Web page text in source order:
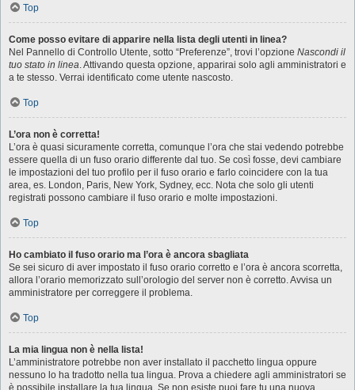
Top
Come posso evitare di apparire nella lista degli utenti in linea?
Nel Pannello di Controllo Utente, sotto “Preferenze”, trovi l’opzione Nascondi il
tuo stato in linea. Attivando questa opzione, apparirai solo agli amministratori e
a te stesso. Verrai identificato come utente nascosto.
Top
L’ora non è corretta!
L’ora è quasi sicuramente corretta, comunque l’ora che stai vedendo potrebbe
essere quella di un fuso orario differente dal tuo. Se così fosse, devi cambiare
le impostazioni del tuo profilo per il fuso orario e farlo coincidere con la tua
area, es. London, Paris, New York, Sydney, ecc. Nota che solo gli utenti
registrati possono cambiare il fuso orario e molte impostazioni.
Top
Ho cambiato il fuso orario ma l’ora è ancora sbagliata
Se sei sicuro di aver impostato il fuso orario corretto e l’ora è ancora scorretta,
allora l’orario memorizzato sull’orologio del server non è corretto. Avvisa un
amministratore per correggere il problema.
Top
La mia lingua non è nella lista!
L’amministratore potrebbe non aver installato il pacchetto lingua oppure
nessuno lo ha tradotto nella tua lingua. Prova a chiedere agli amministratori se
è possibile installare la tua lingua. Se non esiste puoi fare tu una nuova